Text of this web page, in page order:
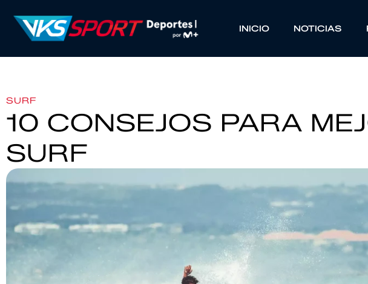
INICIO NOTICIAS
SURF
10 CONSEJOS PARA
SURF